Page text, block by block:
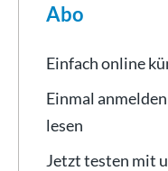
Abo
Einfach online
Einmal
lesen
Jetzt testen mit